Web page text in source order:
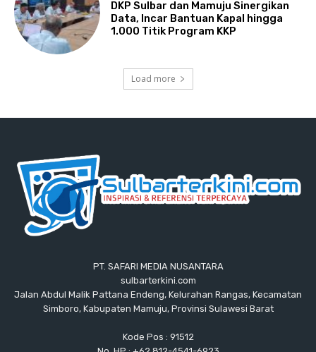
DKP Sulbar dan Mamuju Sinergikan
Data, Incar Bantuan Kapal hingga
1.000 Titik Program KKP
Load more
PT. SAFARI MEDIA NUSANTARA
sulbarterkini.com
Jalan Abdul Malik Pattana Endeng, Kelurahan Rangas, Kecamatan
Simboro, Kabupaten Mamuju, Provinsi Sulawesi Barat
Kode Pos : 91512